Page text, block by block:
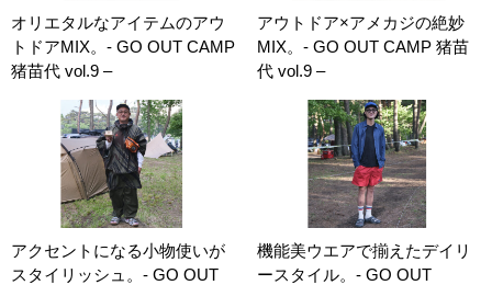
オリエタルなアイテムのアウ
トドアMIX。- GO OUT CAMP
猪苗代 vol.9 –
アウトドア×アメカジの絶妙
MIX。- GO OUT CAMP 猪苗
代 vol.9 –
アクセントになる小物使いが
スタイリッシュ。- GO OUT
機能美ウエアで揃えたデイリ
ースタイル。- GO OUT